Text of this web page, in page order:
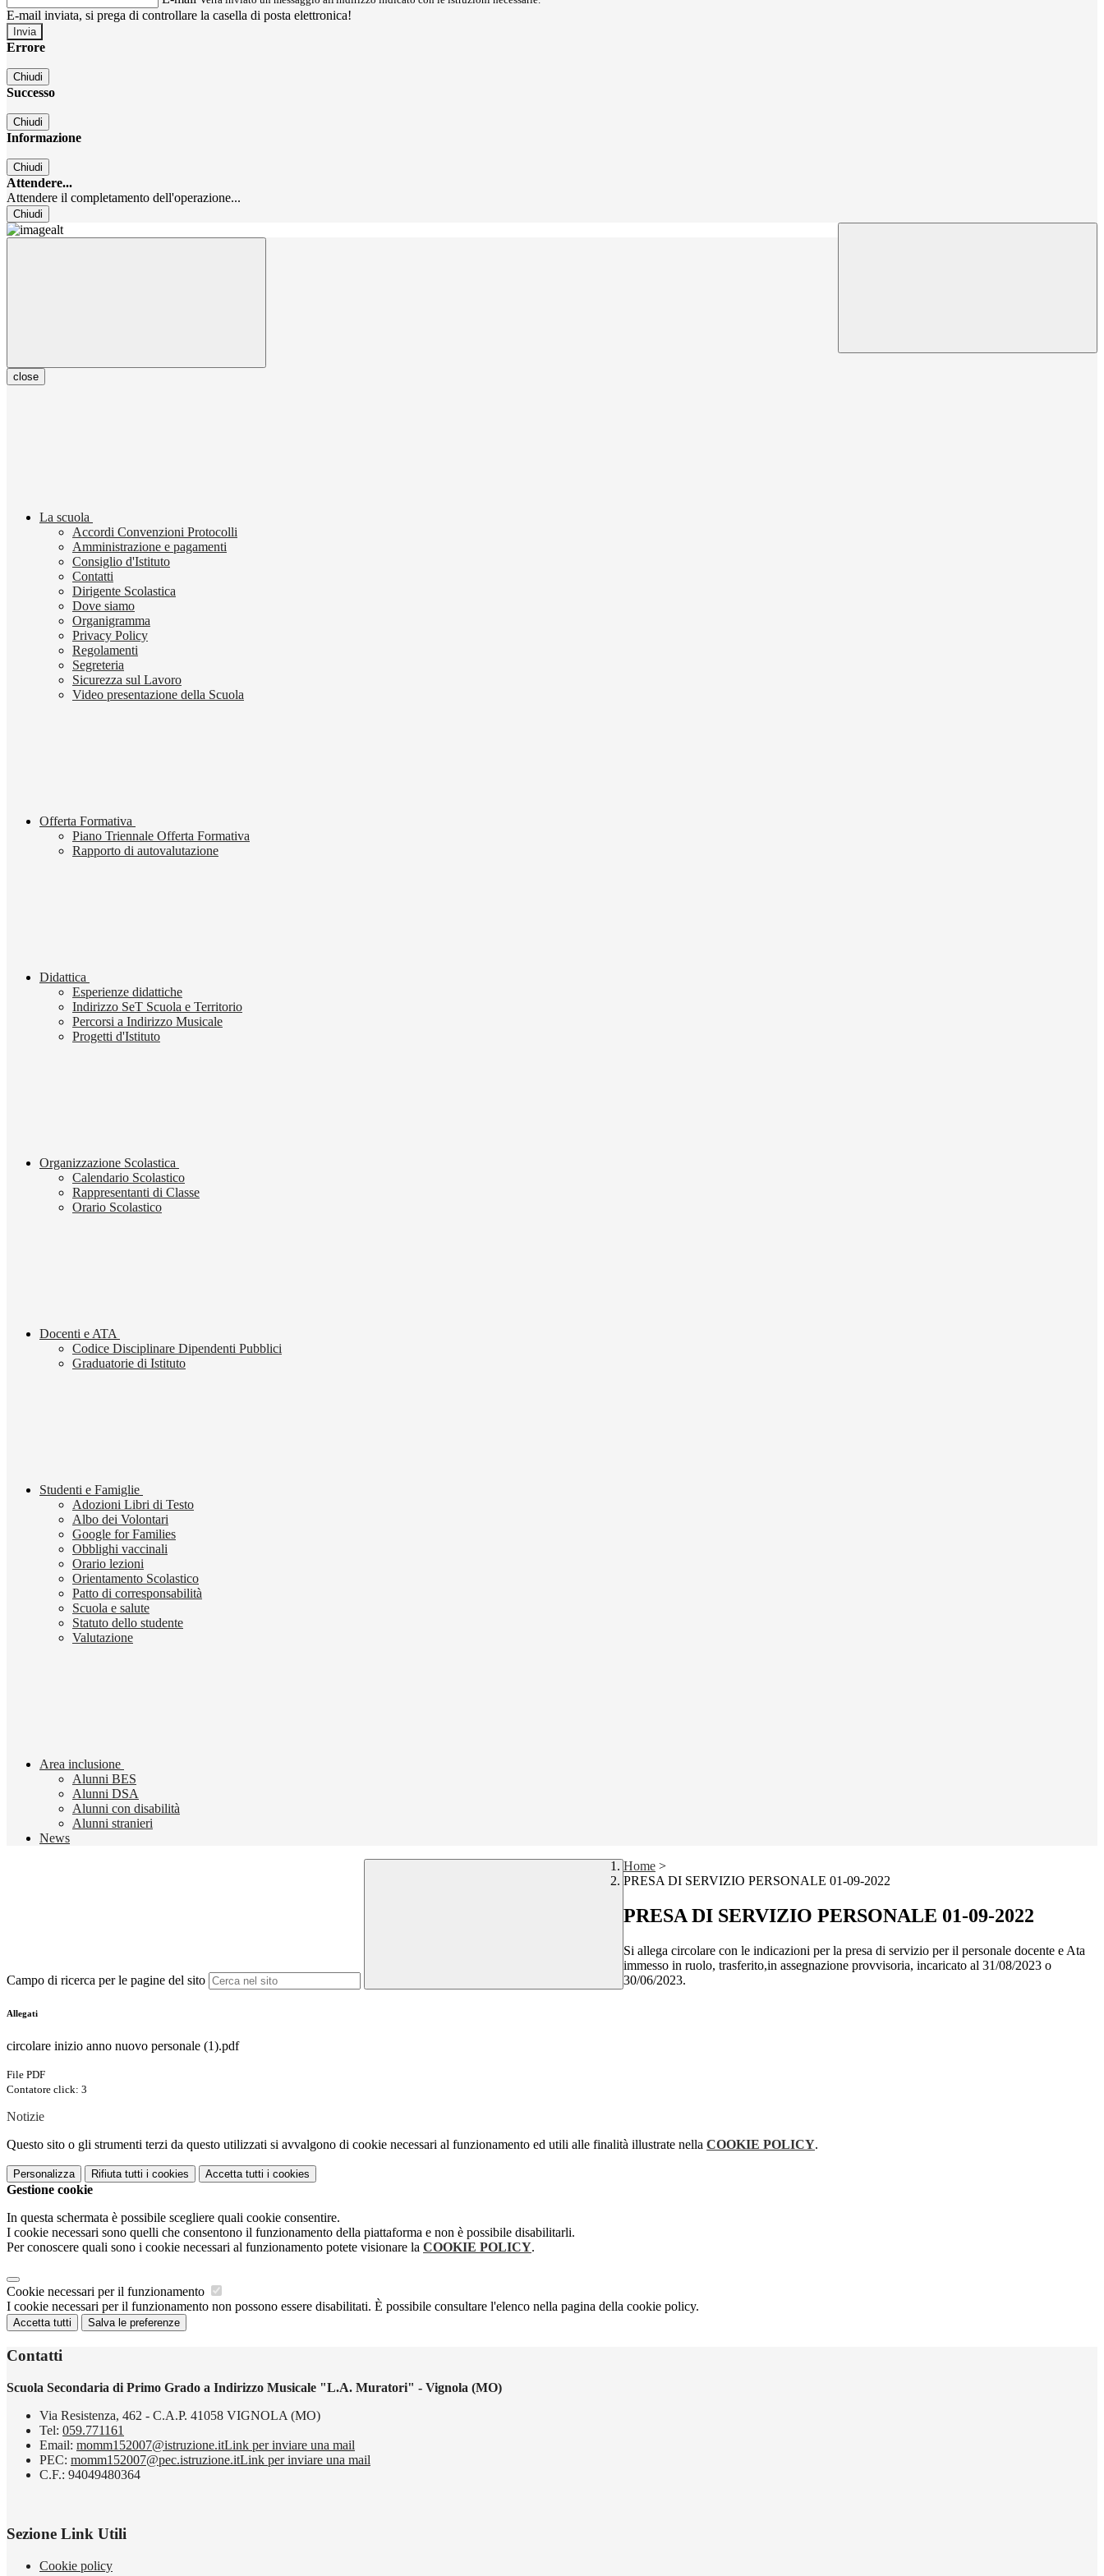
E-mail inviata, si prega di controllare la casella di posta elettronica!
Errore
Chiudi
Successo
Chiudi
Informazione
Chiudi
Attendere...
Attendere il completamento dell'operazione...
Chiudi
close
La scuola
Accordi Convenzioni Protocolli
Amministrazione e pagamenti
Consiglio d'Istituto
Contatti
Dirigente Scolastica
Dove siamo
Organigramma
Privacy Policy
Regolamenti
Segreteria
Sicurezza sul Lavoro
Video presentazione della Scuola
Offerta Formativa
Piano Triennale Offerta Formativa
Rapporto di autovalutazione
Didattica
Esperienze didattiche
Indirizzo SeT Scuola e Territorio
Percorsi a Indirizzo Musicale
Progetti d'Istituto
Organizzazione Scolastica
Calendario Scolastico
Rappresentanti di Classe
Orario Scolastico
Docenti e ATA
Codice Disciplinare Dipendenti Pubblici
Graduatorie di Istituto
Studenti e Famiglie
Adozioni Libri di Testo
Albo dei Volontari
Google for Families
Obblighi vaccinali
Orario lezioni
Orientamento Scolastico
Patto di corresponsabilità
Scuola e salute
Statuto dello studente
Valutazione
Area inclusione
Alunni BES
Alunni DSA
Alunni con disabilità
Alunni stranieri
News
Campo di ricerca per le pagine del sito
Home >
PRESA DI SERVIZIO PERSONALE 01-09-2022
PRESA DI SERVIZIO PERSONALE 01-09-2022
Si allega circolare con le indicazioni per la presa di servizio per il personale docente e Ata
immesso in ruolo, trasferito,in assegnazione provvisoria, incaricato al 31/08/2023 o
30/06/2023.
Allegati
circolare inizio anno nuovo personale (1).pdf
File PDF
Contatore click: 3
Notizie
Questo sito o gli strumenti terzi da questo utilizzati si avvalgono di cookie necessari al funzionamento ed utili alle finalità illustrate nella COOKIE POLICY.
Personalizza Rifiuta tutti i cookies Accetta tutti i cookies
Gestione cookie
In questa schermata è possibile scegliere quali cookie consentire.
I cookie necessari sono quelli che consentono il funzionamento della piattaforma e non è possibile disabilitarli.
Per conoscere quali sono i cookie necessari al funzionamento potete visionare la COOKIE POLICY.
Cookie necessari per il funzionamento
I cookie necessari per il funzionamento non possono essere disabilitati. È possibile consultare l'elenco nella pagina della cookie policy.
Accetta tutti Salva le preferenze
Contatti
Scuola Secondaria di Primo Grado a Indirizzo Musicale "L.A. Muratori" - Vignola (MO)
Via Resistenza, 462 - C.A.P. 41058 VIGNOLA (MO)
Tel: 059.771161
Email: momm152007@istruzione.itLink per inviare una mail
PEC: momm152007@pec.istruzione.itLink per inviare una mail
C.F.: 94049480364
Sezione Link Utili
Cookie policy